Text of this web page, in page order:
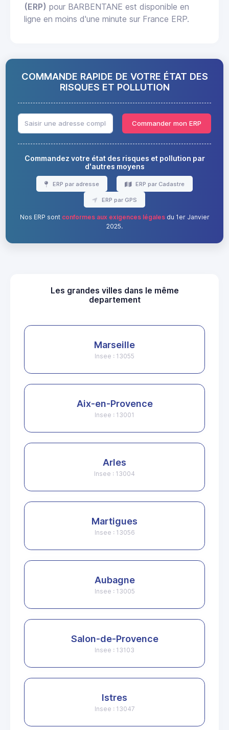
(ERP) pour BARBENTANE est disponible en
ligne en moins d'une minute sur France ERP.
COMMANDE RAPIDE DE VOTRE ÉTAT DES
RISQUES ET POLLUTION
Commander mon ERP
Commandez votre état des risques et pollution par
d'autres moyens
ERP par adresse ERP par Cadastre
ERP par GPS
Nos ERP sont conformes aux exigences légalesdu 1er Janvier
2025.
Les grandes villes dans le même
departement
Marseille
Insee : 13055
Aix-en-Provence
Insee : 13001
Arles
Insee : 13004
Martigues
Insee : 13056
Aubagne
Insee : 13005
Salon-de-Provence
Insee : 13103
Istres
Insee : 13047